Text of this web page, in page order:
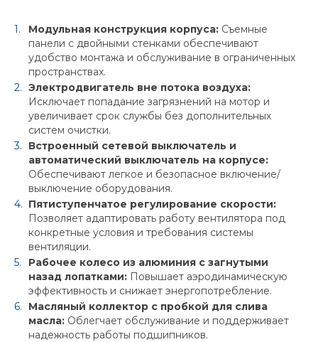
Модульная конструкция корпуса: Съемные
панели с двойными стенками обеспечивают
удобство монтажа и обслуживание в ограниченных
пространствах.
Электродвигатель вне потока воздуха:
Исключает попадание загрязнений на мотор и
увеличивает срок службы без дополнительных
систем очистки.
Встроенный сетевой выключатель и
автоматический выключатель на корпусе:
Обеспечивают легкое и безопасное включение/
выключение оборудования.
Пятиступенчатое регулирование скорости:
Позволяет адаптировать работу вентилятора под
конкретные условия и требования системы
вентиляции.
Рабочее колесо из алюминия с загнутыми
назад лопатками: Повышает аэродинамическую
эффективность и снижает энергопотребление.
Масляный коллектор с пробкой для слива
масла: Облегчает обслуживание и поддерживает
надежность работы подшипников.